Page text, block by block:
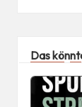
Das